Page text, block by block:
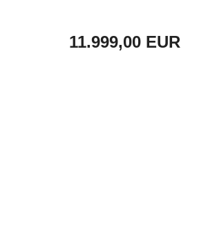
11.999,00 EUR